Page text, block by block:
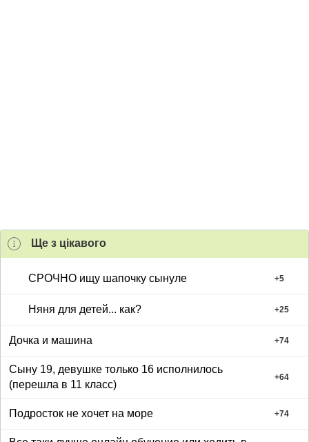
Ще з цiкавого
СРОЧНО ищу шапочку сынуле +5
Няня для детей... как? +25
Дочка и машина +74
Сыну 19, девушке только 16 исполнилось
(перешла в 11 класс)
+64
Подросток не хочет на море +74